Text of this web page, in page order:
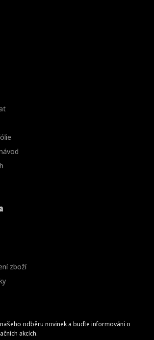
zboží
odběru novinek a buďte informováni o
akcích.